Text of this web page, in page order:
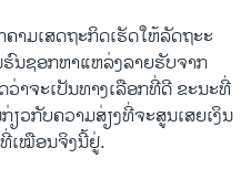
າມເສດຖະກິດເຮັດໃຫ້ລັດຖະະ
ນຊອກຫາແຫລ່ງລາຍຮັບຈາກ
າຈະເປັນທາງເລືອກທີ່ດີ ຂະນະທີ່
ວກັບຄວາມສ່ຽງທີ່ຈະສູນເສຍເງິນ
ເໝືອນຈິງນີ້ຢູ່.